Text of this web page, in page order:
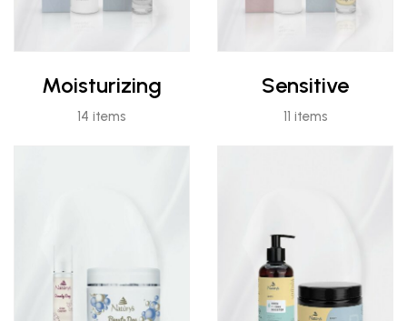
Moisturizing
14 items
Sensitive
11 items